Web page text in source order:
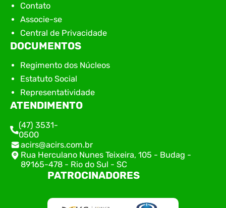
Contato
Associe-se
Central de Privacidade
DOCUMENTOS
Regimento dos Núcleos
Estatuto Social
Representatividade
ATENDIMENTO
(47) 3531-
0500
acirs@acirs.com.br
Rua Herculano Nunes Teixeira, 105 - Budag -
89165-478 - Rio do Sul - SC
PATROCINADORES